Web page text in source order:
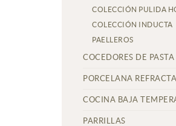
COLECCIÓN PULIDA
COLECCIÓN INDUCTA
PAELLEROS
COCEDORES DE PASTA
PORCELANA
COCINA BAJA
PARRILLAS